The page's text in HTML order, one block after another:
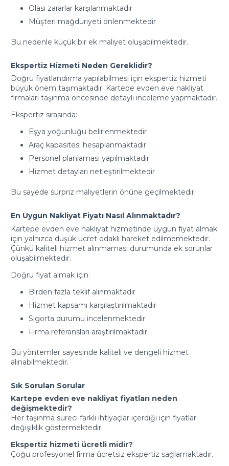
Olası zararlar karşılanmaktadır
Müşteri mağduriyeti önlenmektedir
Bu nedenle küçük bir ek maliyet oluşabilmektedir.
Ekspertiz Hizmeti Neden Gereklidir?
Doğru fiyatlandırma yapılabilmesi için ekspertiz hizmeti
büyük önem taşımaktadır. Kartepe evden eve nakliyat
firmaları taşınma öncesinde detaylı inceleme yapmaktadır.
Ekspertiz sırasında:
Eşya yoğunluğu belirlenmektedir
Araç kapasitesi hesaplanmaktadır
Personel planlaması yapılmaktadır
Hizmet detayları netleştirilmektedir
Bu sayede sürpriz maliyetlerin önüne geçilmektedir.
En Uygun Nakliyat Fiyatı Nasıl Alınmaktadır?
Kartepe evden eve nakliyat hizmetinde uygun fiyat almak
için yalnızca düşük ücret odaklı hareket edilmemektedir.
Çünkü kaliteli hizmet alınmaması durumunda ek sorunlar
oluşabilmektedir.
Doğru fiyat almak için:
Birden fazla teklif alınmaktadır
Hizmet kapsamı karşılaştırılmaktadır
Sigorta durumu incelenmektedir
Firma referansları araştırılmaktadır
Bu yöntemler sayesinde kaliteli ve dengeli hizmet
alınabilmektedir.
Sık Sorulan Sorular
Kartepe evden eve nakliyat fiyatları neden
değişmektedir?
Her taşınma süreci farklı ihtiyaçlar içerdiği için fiyatlar
değişiklik göstermektedir.
Ekspertiz hizmeti ücretli midir?
Çoğu profesyonel firma ücretsiz ekspertiz sağlamaktadır.